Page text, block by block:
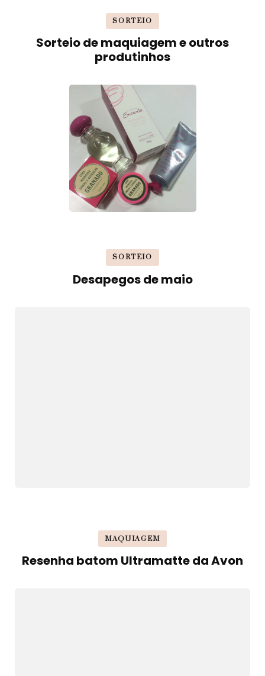
SORTEIO
Sorteio de maquiagem e outros
produtinhos
SORTEIO
Desapegos de maio
MAQUIAGEM
Resenha batom Ultramatte da Avon